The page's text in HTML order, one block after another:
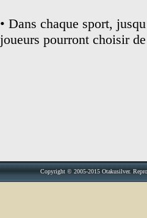
• Dans chaque sport,
joueurs pourront choisir
Copyright © 2005-2015 Otakusilver.